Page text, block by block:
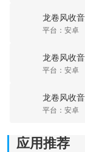
《龙卷风收音机
龙卷风收音机
聆听需求，在
龙卷风收
平台：安卓
龙卷风收
平台：安卓
龙卷风收
平台：安卓
应用推荐